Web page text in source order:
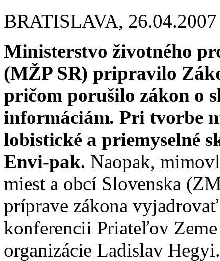
BRATISLAVA, 26.04.2007
Ministerstvo životného
(MŽP SR) pripravilo
pričom porušilo zákon o
informáciám. Pri tvorbe
lobistické a priemyselné
Envi-pak. Naopak,
miest a obcí Slovenska
príprave zákona
konferencii Priateľov
organizácie Ladislav Hegyi.